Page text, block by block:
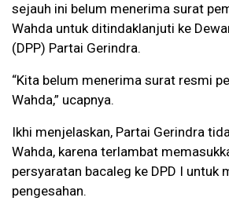
sejauh ini belum menerima surat
Wahda untuk ditindaklanjuti ke
(DPP) Partai Gerindra.
“Kita belum menerima surat resmi
Wahda,” ucapnya.
Ikhi menjelaskan, Partai Gerindra
Wahda, karena terlambat
persyaratan bacaleg ke DPD I untuk
pengesahan.